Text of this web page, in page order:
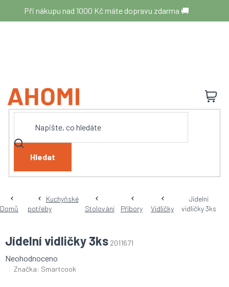
obsah
Při nákupu nad 1000 Kč máte dopravu zdarma 🚚
Hledat
Domů
Kuchyňské
potřeby
Stolování Příbory Vidličky
Jídelní
vidličky 3ks
Jídelní vidličky 3ks 2011671
Průměrné
hodnocení
Neohodnoceno
Značka: Smartcook